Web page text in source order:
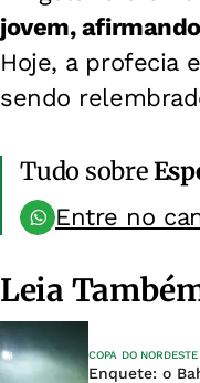
jovem,
Hoje, a profecia
sendo
Tudo sobre
Entre no
Leia
COPA DO NORDESTE
Enquete: o